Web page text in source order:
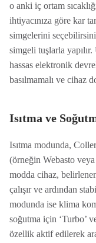
o anki iç ortam
ihtiyacınıza göre kar
simgelerini
simgeli tuşlarla
hassas elektronik
basılmamalı ve cihaz
Isıtma ve
Isıtma modunda,
(örneğin Webasto veya
modda cihaz,
çalışır ve ardından
modunda ise klima
soğutma için ‘Turbo’
özellik aktif edilerek